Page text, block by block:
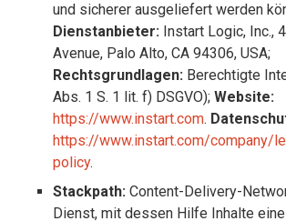
und sicherer ausgeliefert werden
Dienstanbieter:Instart Logic, Inc.,
Avenue, Palo Alto, CA 94306, USA;
Rechtsgrundlagen:Berechtigte
Abs. 1 S. 1 lit. f) DSGVO); Website:
https://www.instart.com.
https://www.instart.com/company/
policy.
Stackpath: Content-Delivery-
Dienst, mit dessen Hilfe Inhalte